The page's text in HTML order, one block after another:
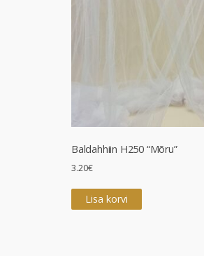
Baldahhiin H250 “Mõru”
3.20€
Lisa korvi